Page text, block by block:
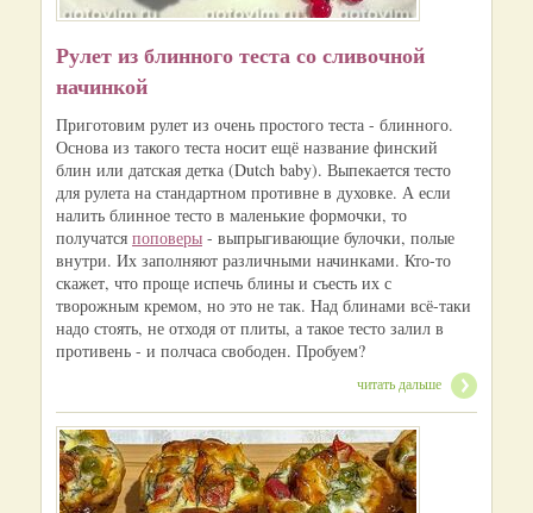
Рулет из блинного теста со сливочной
начинкой
Приготовим рулет из очень простого теста - блинного.
Основа из такого теста носит ещё название финский
блин или датская детка (Dutch baby). Выпекается тесто
для рулета на стандартном противне в духовке. А если
налить блинное тесто в маленькие формочки, то
получатся поповеры - выпрыгивающие булочки, полые
внутри. Их заполняют различными начинками. Кто-то
скажет, что проще испечь блины и съесть их с
творожным кремом, но это не так. Над блинами всё-таки
надо стоять, не отходя от плиты, а такое тесто залил в
противень - и полчаса свободен. Пробуем?
читать дальше